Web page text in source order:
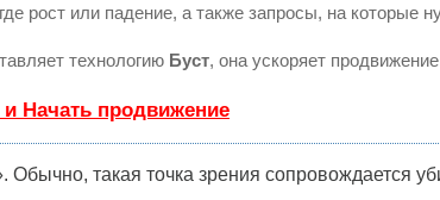
рост или падение, а также запросы, на которые
технологию Буст, она ускоряет
и Начать продвижение
Обычно, такая точка зрения сопровождается